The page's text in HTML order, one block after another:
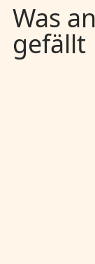
Was
gefällt